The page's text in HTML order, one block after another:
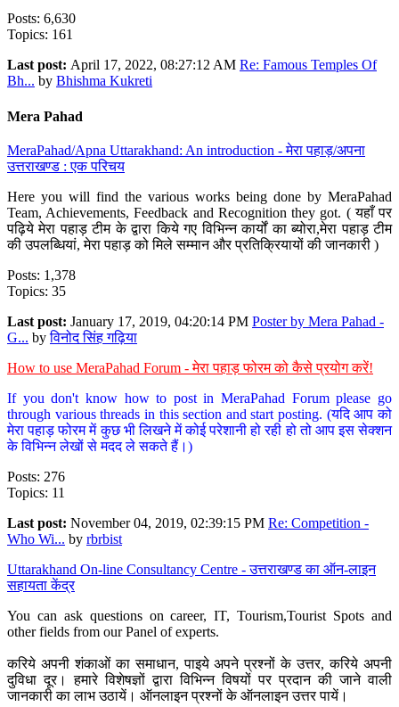
Posts: 6,630
Topics: 161
Last post: April 17, 2022, 08:27:12 AM Re: Famous Temples Of
Bh... by Bhishma Kukreti
Mera Pahad
MeraPahad/Apna Uttarakhand: An introduction - मेरा पहाड़/अपना
उत्तराखण्ड : एक परिचय
Here you will find the various works being done by MeraPahad
Team, Achievements, Feedback and Recognition they got. ( यहाँ पर
पढ़िये मेरा पहाड़ टीम के द्वारा किये गए विभिन्न कार्यों का ब्योरा,मेरा पहाड़ टीम
की उपलब्धियां, मेरा पहाड़ को मिले सम्मान और प्रतिक्रियायों की जानकारी )
Posts: 1,378
Topics: 35
Last post: January 17, 2019, 04:20:14 PM Poster by Mera Pahad -
G... byविनोद सिंह गढ़िया
How to use MeraPahad Forum - मेरा पहाड़ फोरम को कैसे प्रयोग करें!
If you don't know how to post in MeraPahad Forum please go
through various threads in this section and start posting. (यदि आप को
मेरा पहाड़ फोरम में कुछ भी लिखने में कोई परेशानी हो रही हो तो आप इस सेक्शन
के विभिन्न लेखों से मदद ले सकते हैं।)
Posts: 276
Topics: 11
Last post: November 04, 2019, 02:39:15 PM Re: Competition -
Who Wi... by rbrbist
Uttarakhand On-line Consultancy Centre - उत्तराखण्ड का ऑन-लाइन
सहायता केंद्र
You can ask questions on career, IT, Tourism,Tourist Spots and
other fields from our Panel of experts.
करिये अपनी शंकाओं का समाधान, पाइये अपने प्रश्नों के उत्तर, करिये अपनी
दुविधा दूर। हमारे विशेषज्ञों द्वारा विभिन्न विषयों पर प्रदान की जाने वाली
जानकारी का लाभ उठायें। ऑनलाइन प्रश्नों के ऑनलाइन उत्तर पायें।